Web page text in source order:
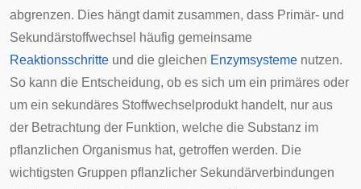
abgrenzen. Dies hängt damit zusammen, dass Primär- und
Sekundärstoffwechsel häufig gemeinsame
Reaktionsschritte und die gleichen Enzymsysteme nutzen.
So kann die Entscheidung, ob es sich um ein primäres oder
um ein sekundäres Stoffwechselprodukt handelt, nur aus
der Betrachtung der Funktion, welche die Substanz im
pflanzlichen Organismus hat, getroffen werden. Die
wichtigsten Gruppen pflanzlicher Sekundärverbindungen